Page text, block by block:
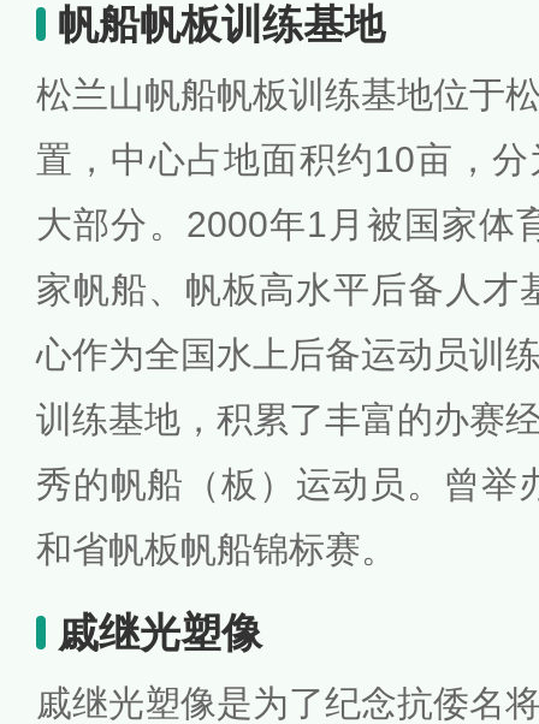
帆船帆板训练基地
松兰山帆船帆板训练基地位于
置，中心占地面积约10亩，
大部分。2000年1月被国家体
家帆船、帆板高水平后备人才
心作为全国水上后备运动员训
训练基地，积累了丰富的办赛
秀的帆船（板）运动员。曾举
和省帆板帆船锦标赛。
戚继光塑像
戚继光塑像是为了纪念抗倭名